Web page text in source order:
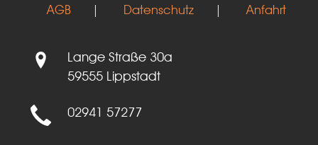
AGB| Datenschutz| Anfahrt
Lange Straße 30a
59555 Lippstadt
02941 57277